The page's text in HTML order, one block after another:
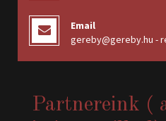
Email
gereby@gereby.hu -
Partnereink (